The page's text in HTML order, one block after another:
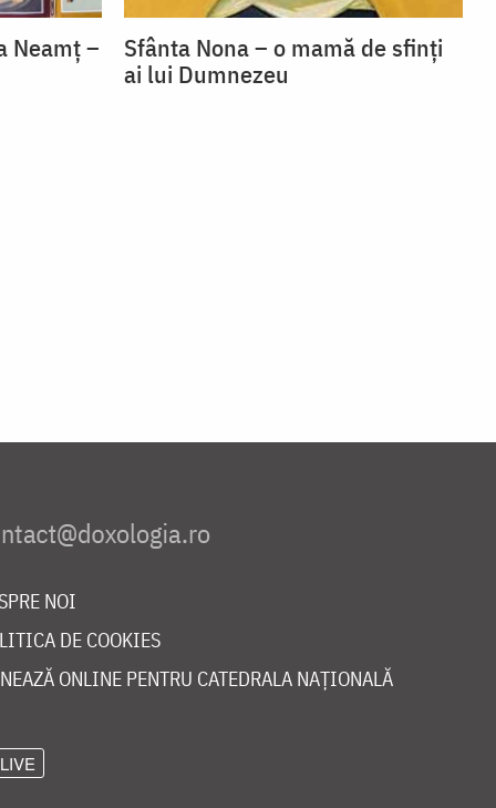
Neamț –
Sfânta Nona – o mamă de sfinți
ai lui Dumnezeu
NOI
DE COOKIES
ONLINE PENTRU CATEDRALA NAȚIONALĂ
LIVE